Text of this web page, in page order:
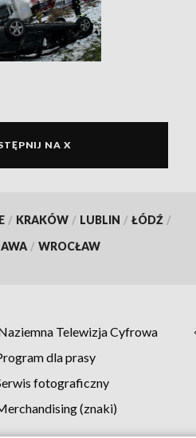
NA X
/ KRAKÓW / LUBLIN / ŁÓDŹ /
/ WROCŁAW
Telewizja Cyfrowa
dla prasy
fotograficzny
(znaki)